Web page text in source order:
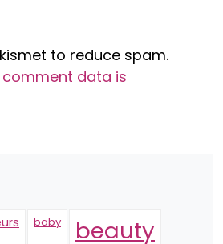
to reduce spam.
comment data is
baby beauty